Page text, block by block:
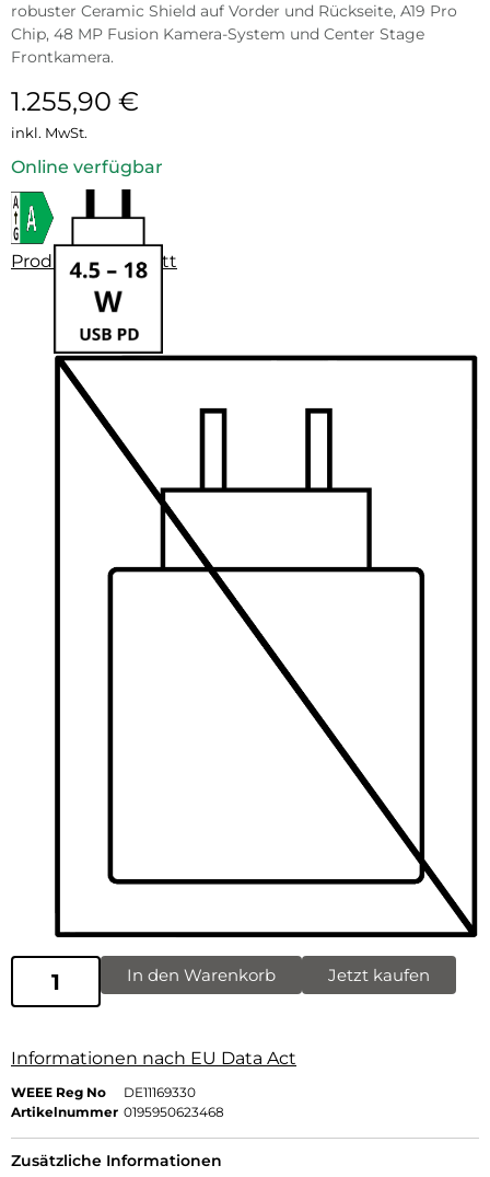
robuster Ceramic Shield auf Vorder und Rückseite, A19 Pro
Chip, 48 MP Fusion Kamera-System und Center Stage
Frontkamera.
1.255,90 €
inkl. MwSt.
Online verfügbar
Produktdatenblatt
In den Warenkorb Jetzt kaufen
Informationen nach EU Data Act
WEEE Reg No
DE11169330
Artikelnummer 0195950623468
Zusätzliche Informationen